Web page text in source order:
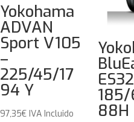
Yokohama
ADVAN
Sport V105
–
225/45/17
94 Y
97,35€ IVA Incluido
ES32
185/
88H